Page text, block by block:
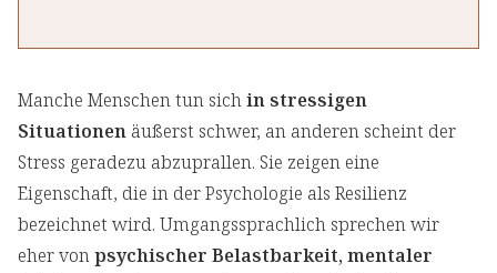
Manche Menschen tun sichin stressigen
Situationen äußerst schwer, an anderen scheint der
Stress geradezu abzuprallen. Sie zeigen eine
Eigenschaft, die in der Psychologie als Resilienz
bezeichnet wird. Umgangssprachlich sprechen wir
eher vonpsychischer Belastbarkeit, mentaler